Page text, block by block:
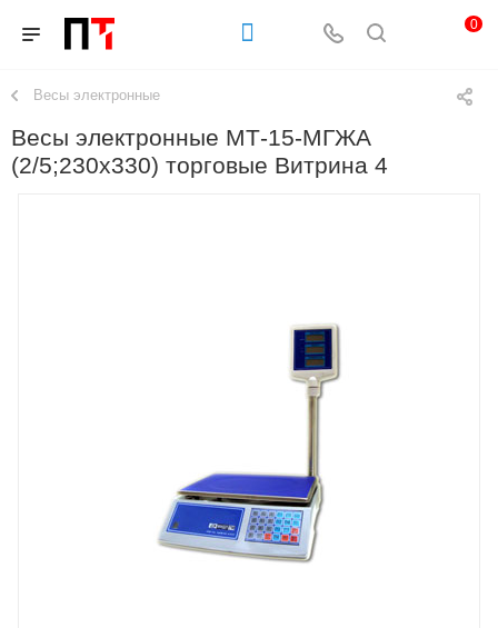
0
Весы электронные
Весы электронные МТ-15-МГЖА
(2/5;230х330) торговые Витрина 4